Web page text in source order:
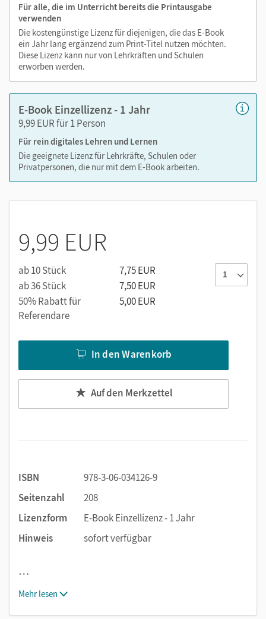
Die Medien sind wichtige Bestandteile dieses E-Books. Sie
sind seitengenau platziert, damit Sie und Ihre Schüler/-innen
jederzeit unkompliziert darauf zugreifen können. So
gestalten Sie das Lehren und Lernen zeitsparend und
abwechslungsreich. Kein Medienwechsel! Kein
zeitaufwendiges Suchen!
Medien in diesem E-Book:
Erklärfilme
Audios
Für alle, die im Unterricht bereits die Printausgabe
verwenden
Die kostengünstige Lizenz für diejenigen, die das E-Book
ein Jahr lang ergänzend zum Print-Titel nutzen möchten.
Diese Lizenz kann nur von Lehrkräften und Schulen
erworben werden.
E-Book Einzellizenz - 1 Jahr
9,99 EUR für 1 Person
Für rein digitales Lehren und Lernen
Die geeignete Lizenz für Lehrkräfte, Schulen oder
Privatpersonen, die nur mit dem E-Book arbeiten.
9,99 EUR
ab 10 Stück
7,75 EUR
ab 36 Stück
7,50 EUR
50% Rabatt für
Referendare
5,00 EUR
In den Warenkorb
Auf den Merkzettel
ISBN
978-3-06-034126-9
Seitenzahl
208
Lizenzform
E-Book Einzellizenz - 1 Jahr
Hinweis
sofort verfügbar
…
Mehr lesen